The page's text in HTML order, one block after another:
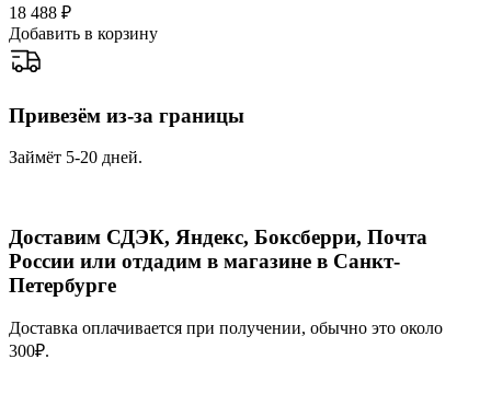
18 488 ₽
Добавить в корзину
Привезём из-за границы
Займёт 5-20 дней.
Доставим СДЭК, Яндекс, Боксберри, Почта
России или отдадим в магазине в Санкт-
Петербурге
Доставка оплачивается при получении, обычно это около
300₽.